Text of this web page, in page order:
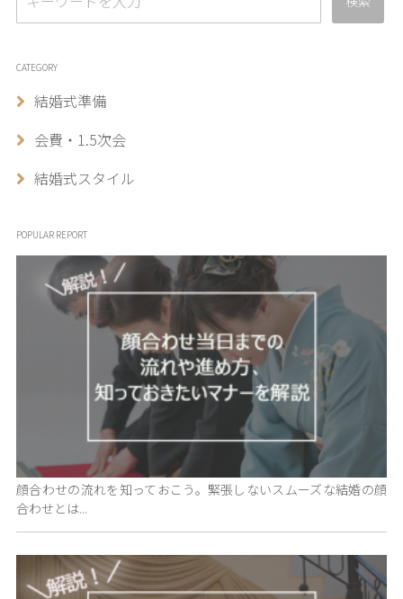
CATEGORY
結婚式準備
会費・1.5次会
結婚式スタイル
POPULAR REPORT
顔合わせの流れを知っておこう。緊張しないスムーズな結婚の顔
合わせとは...